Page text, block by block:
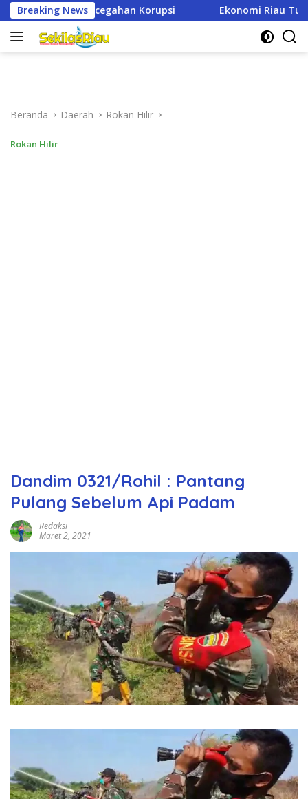
Langsung
ke
konten
Breaking NewsEkonomi Riau Tumbuh Positif, Namun Ancaman
Beranda Daerah Rokan Hilir
Rokan Hilir
Dandim 0321/Rohil : Pantang
Pulang Sebelum Api Padam
Redaksi
Maret 2, 2021